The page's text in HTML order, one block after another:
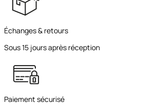
Échanges & retours
Sous 15 jours après réception
Paiement sécurisé